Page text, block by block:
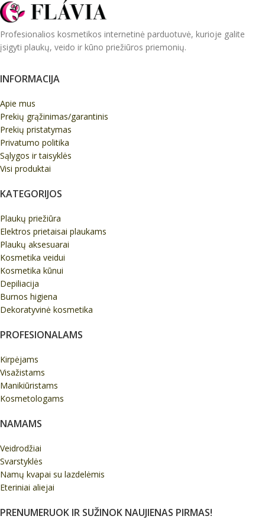
Profesionalios kosmetikos internetinė parduotuvė, kurioje galite
įsigyti plaukų, veido ir kūno priežiūros priemonių.
INFORMACIJA
Apie mus
Prekių grąžinimas/garantinis
Prekių pristatymas
Privatumo politika
Sąlygos ir taisyklės
Visi produktai
KATEGORIJOS
Plaukų priežiūra
Elektros prietaisai plaukams
Plaukų aksesuarai
Kosmetika veidui
Kosmetika kūnui
Depiliacija
Burnos higiena
Dekoratyvinė kosmetika
PROFESIONALAMS
Kirpėjams
Visažistams
Manikiūristams
Kosmetologams
NAMAMS
Veidrodžiai
Svarstyklės
Namų kvapai su lazdelėmis
Eteriniai aliejai
PRENUMERUOK IR SUŽINOK NAUJIENAS PIRMAS!